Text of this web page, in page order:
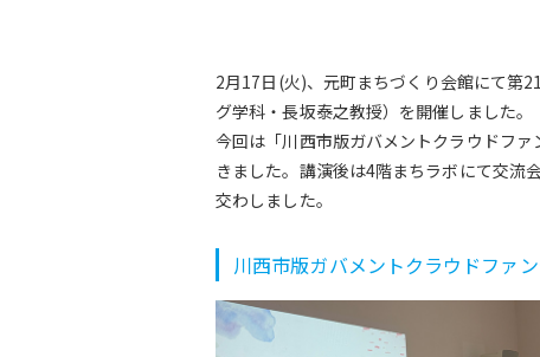
2月17日(火)、元町まちづくり会館にて第
グ学科・長坂泰之教授）を開催しました。
今回は「川西市版ガバメントクラウドフ
きました。講演後は4階まちラボにて交流
交わしました。
川西市版ガバメントクラウドファ